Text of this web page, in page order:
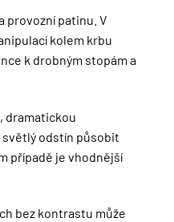
provozní patinu. V
kolem krbu
k drobným stopám a
dramatickou
odstín působit
případě je vhodnější
bez kontrastu může